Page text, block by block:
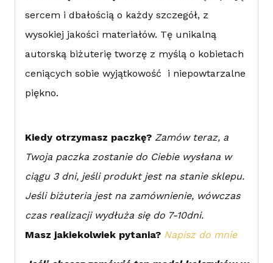
sercem i dbałością o każdy szczegół, z
wysokiej jakości materiałów. Tę unikalną
autorską biżuterię tworzę z myślą o kobietach
ceniących sobie wyjątkowość i niepowtarzalne
piękno.
Kiedy otrzymasz paczkę? Zamów teraz, a
Twoja paczka zostanie do Ciebie wysłana w
ciągu 3 dni, jeśli produkt jest na stanie sklepu.
Jeśli biżuteria jest na zamównienie, wówczas
czas realizacji wydłuża się do 7-10dni.
Masz jakiekolwiek pytania? Napisz do mnie